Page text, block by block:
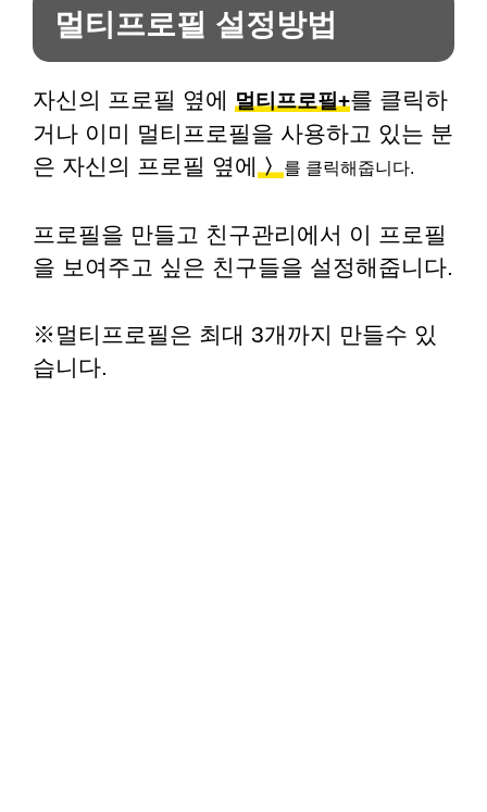
멀티프로필 설정방법
자신의 프로필 옆에 멀티프로필+를 클릭하
거나 이미 멀티프로필을 사용하고 있는 분
은 자신의 프로필 옆에〉를 클릭해줍니다.
프로필을 만들고 친구관리에서 이 프로필
을 보여주고 싶은 친구들을 설정해줍니다.
※멀티프로필은 최대 3개까지 만들수 있
습니다.